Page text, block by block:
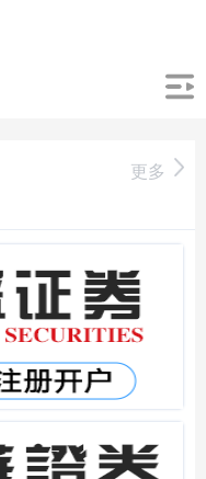
更多